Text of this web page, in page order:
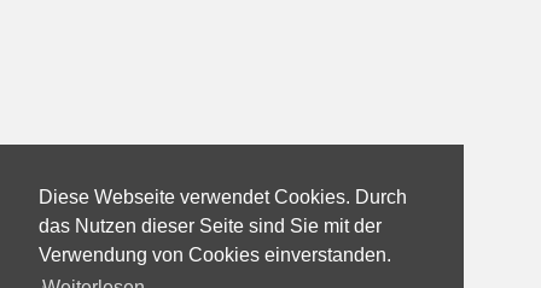
Diese Webseite verwendet Cookies. Durch
das Nutzen dieser Seite sind Sie mit der
Verwendung von Cookies einverstanden.